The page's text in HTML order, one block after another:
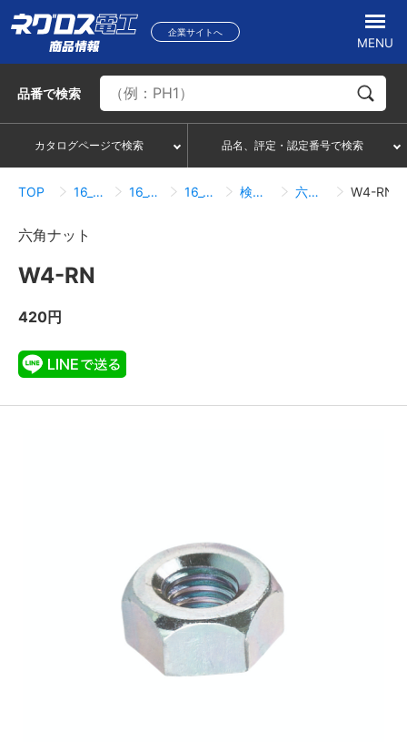
企業サイトへ
MENU
品番で検索
カタログページで検索 品名、評定・認定番号で検索
TOP 16_ボルトナット類 16_05_ナット 16_05_01_ナット 検索結果一覧 六角ナット W4-RN
六角ナット
W4-RN
420円